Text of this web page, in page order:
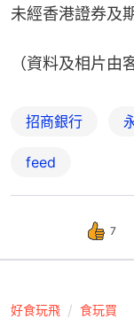
未經香港證券及
（資料及相片由
招商銀行
feed
7
好食玩飛 食玩買